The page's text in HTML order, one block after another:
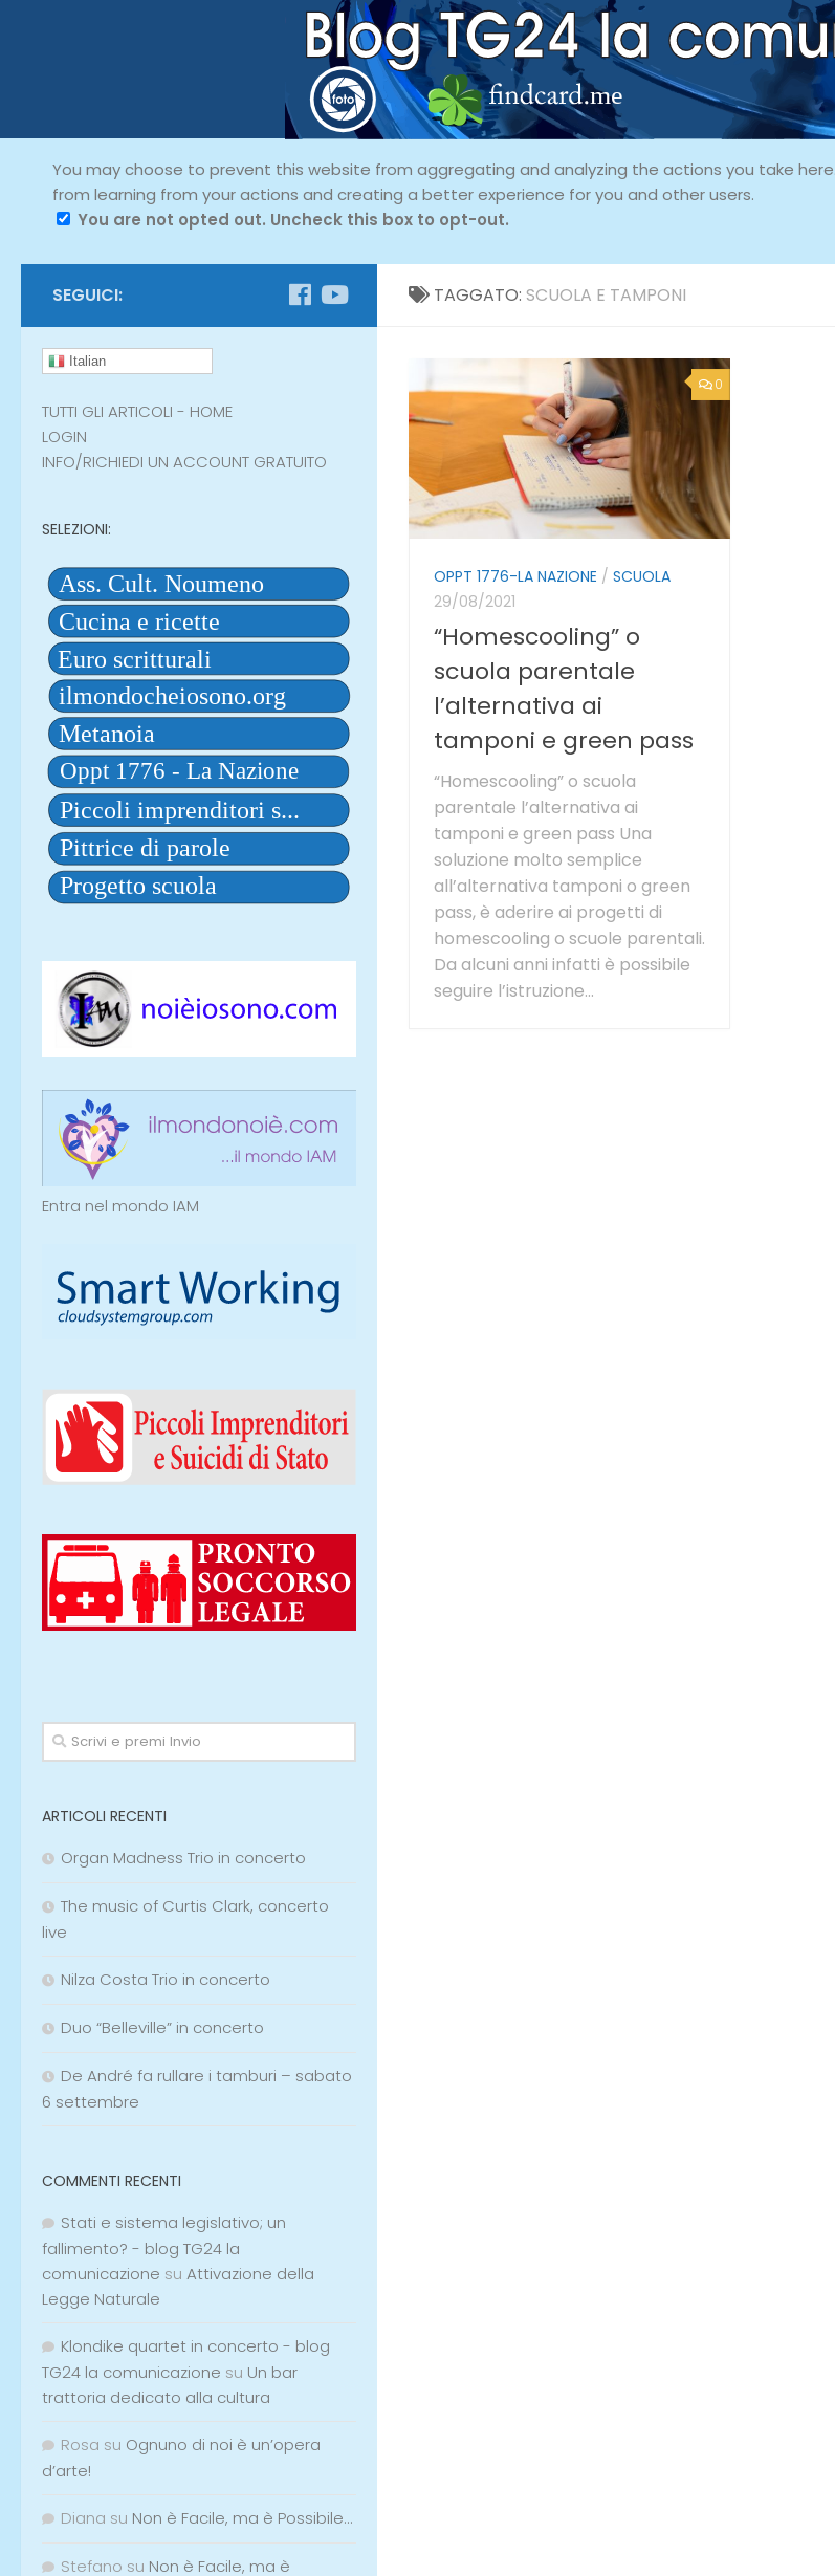
You may choose to prevent this website from aggregating and analyzing the actions you take
from learning from your actions and creating a better experience for you and other users.
You are not opted out. Uncheck this box to opt-out.
TAGGATO: SCUOLA E TAMPONI
0
OPPT 1776-LA NAZIONE / SCUOLA
29/08/2021
“Homescooling” o
scuola parentale
l’alternativa ai
tamponi e green pass
“Homescooling” o scuola
parentale l’alternativa ai
tamponi e green pass Una
soluzione molto semplice
all’alternativa tamponi o green
pass, è aderire ai progetti di
homescooling o scuole parentali.
Da alcuni anni infatti è possibile
seguire l’istruzione...
SEGUICI:
Italian
TUTTI GLI ARTICOLI - HOME
LOGIN
INFO/RICHIEDI UN ACCOUNT GRATUITO
SELEZIONI:
Entra nel mondo IAM
ARTICOLI RECENTI
Organ Madness Trio in concerto
The music of Curtis Clark, concerto
live
Nilza Costa Trio in concerto
Duo “Belleville” in concerto
De André fa rullare i tamburi – sabato
6 settembre
COMMENTI RECENTI
Stati e sistema legislativo; un
fallimento? - blog TG24 la
comunicazione su Attivazione della
Legge Naturale
Klondike quartet in concerto - blog
TG24 la comunicazione su Un bar
trattoria dedicato alla cultura
Rosa su Ognuno di noi è un’opera
d’arte!
Diana su Non è Facile, ma è Possibile…
Stefano su Non è Facile, ma è